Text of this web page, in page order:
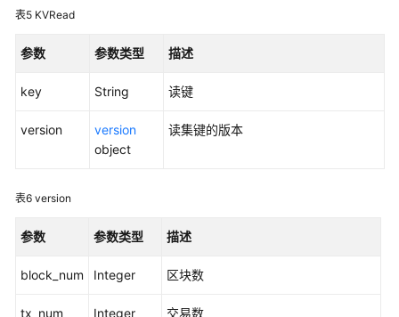
区
开
用
表5 KVRead
参数 参数类型 描述
key String 读键
version
version
object
读集键的版本
表6 version
参数 参数类型 描述
block_num Integer 区块数
tx_num Integer 交易数